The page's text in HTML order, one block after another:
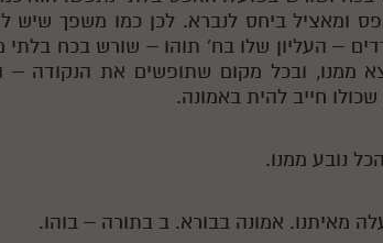
ומאציל ביחס לנברא. לכן כמו משפך שיש
– העליון שלו בח' תוהו – שורש בכח בלתי
ממנו, ובכל מקום שתופשים את הנקודה –
חייב להית באמונה.
נובע ממנו.
מאיתנו. אמונה בבורא. ב בתורה – בוהו.